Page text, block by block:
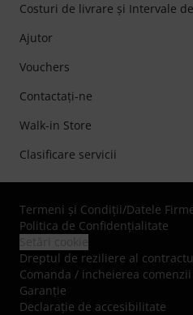
Costuri de livrare şi Intervale
Ajutor
Vouchers
Contactaţi-ne
Walk-in Store
Clasificare servicii
Termeni şi Condiţii/Datele
Politica de Confidenţialitate
Dreptul de reziliere al
Comanda / incheierea comenzii
Garanție
Declarație de accesibilitate